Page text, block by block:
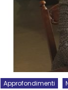
Approfondimenti